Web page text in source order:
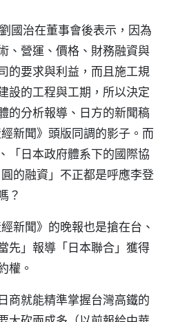
國治在董事會後表示，因為
、營運、價格、財務融資與
的要求與利益，而且施工規
設的工程與工期，所以決定
的分析報導、日方的新聞稿
新聞》頭版同調的影子。而
「日本政府體系下的國際協
的融資」不正都是呼應李登
？
新聞》的晚報也是搶在台、
先」報導「日本聯合」獲得
權。
商就能精準掌握台灣高鐵的